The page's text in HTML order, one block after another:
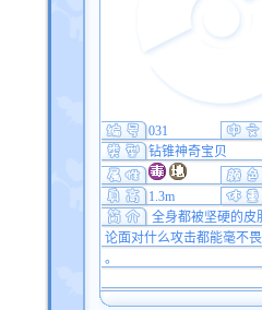
031
钻锥神奇宝贝
1.3m
全身都被坚硬的皮
论面对什么攻击都能毫不
。